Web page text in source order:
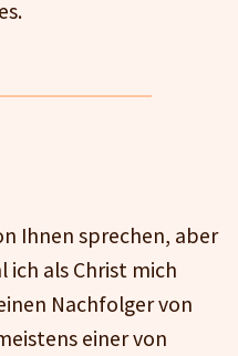
Ihnen sprechen, aber
ich als Christ mich
Nachfolger von
einer von